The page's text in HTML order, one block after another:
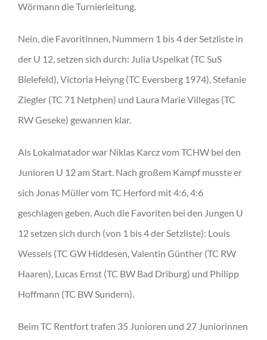
Wörmann die Turnierleitung.
Nein, die Favoritinnen, Nummern 1 bis 4 der Setzliste in
der U 12, setzen sich durch: Julia Uspelkat (TC SuS
Bielefeld), Victoria Heiyng (TC Eversberg 1974), Stefanie
Ziegler (TC 71 Netphen) und Laura Marie Villegas (TC
RW Geseke) gewannen klar.
Als Lokalmatador war Niklas Karcz vom TCHW bei den
Junioren U 12 am Start. Nach großem Kampf musste er
sich Jonas Müller vom TC Herford mit 4:6, 4:6
geschlagen geben. Auch die Favoriten bei den Jungen U
12 setzen sich durch (von 1 bis 4 der Setzliste): Louis
Wessels (TC GW Hiddesen, Valentin Günther (TC RW
Haaren), Lucas Ernst (TC BW Bad Driburg) und Philipp
Hoffmann (TC BW Sundern).
Beim TC Rentfort trafen 35 Junioren und 27 Juniorinnen